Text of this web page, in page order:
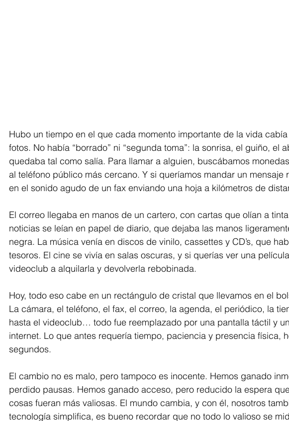
Hubo un tiempo en el que cada momento importante de la vida
fotos. No había “borrado” ni “segunda toma”: la sonrisa, el guiño, el
quedaba tal como salía. Para llamar a alguien, buscábamos
al teléfono público más cercano. Y si queríamos mandar un mensaje
en el sonido agudo de un fax enviando una hoja a kilómetros de
El correo llegaba en manos de un cartero, con cartas que olían a
noticias se leían en papel de diario, que dejaba las manos
negra. La música venía en discos de vinilo, cassettes y CD’s, que
tesoros. El cine se vivía en salas oscuras, y si querías ver una
videoclub a alquilarla y devolverla rebobinada.
Hoy, todo eso cabe en un rectángulo de cristal que llevamos en el
La cámara, el teléfono, el fax, el correo, la agenda, el periódico, la
hasta el videoclub… todo fue reemplazado por una pantalla táctil y
internet. Lo que antes requería tiempo, paciencia y presencia física,
segundos.
El cambio no es malo, pero tampoco es inocente. Hemos ganado
perdido pausas. Hemos ganado acceso, pero reducido la espera
cosas fueran más valiosas. El mundo cambia, y con él, nosotros
tecnología simplifica, es bueno recordar que no todo lo valioso se